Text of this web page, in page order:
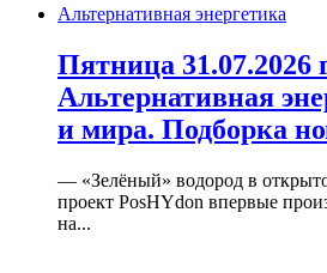
Альтернативная энергетика
Пятница 31.07.2026
Альтернативная
и мира. Подборка
— «Зелёный» водород в
проект PosHYdon впервые
на...